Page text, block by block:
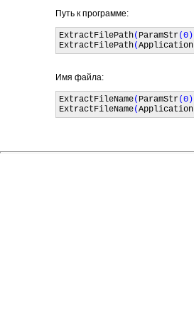
Путь к программе:
ExtractFilePath( ParamStr
ExtractFilePath(Application
Имя файла:
ExtractFileName( ParamStr
ExtractFileName(Application